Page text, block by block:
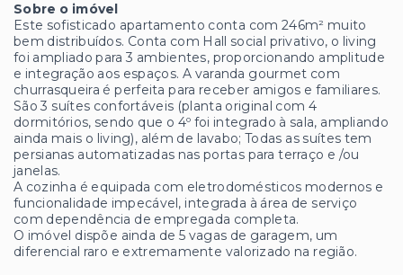
Sobre o imóvel
Este sofisticado apartamento conta com 246m² muito
bem distribuídos. Conta com Hall social privativo, o living
foi ampliado para 3 ambientes, proporcionando amplitude
e integração aos espaços. A varanda gourmet com
churrasqueira é perfeita para receber amigos e familiares.
São 3 suítes confortáveis (planta original com 4
dormitórios, sendo que o 4º foi integrado à sala, ampliando
ainda mais o living), além de lavabo; Todas as suítes tem
persianas automatizadas nas portas para terraço e /ou
janelas.
A cozinha é equipada com eletrodomésticos modernos e
funcionalidade impecável, integrada à área de serviço
com dependência de empregada completa.
O imóvel dispõe ainda de 5 vagas de garagem, um
diferencial raro e extremamente valorizado na região.